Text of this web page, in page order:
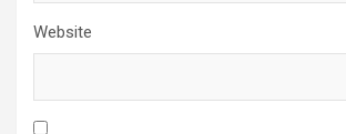
Website